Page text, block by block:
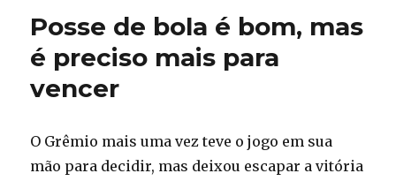
Posse de bola é bom, mas
é preciso mais para
vencer
O Grêmio mais uma vez teve o jogo em sua
mão para decidir, mas deixou escapar a vitória